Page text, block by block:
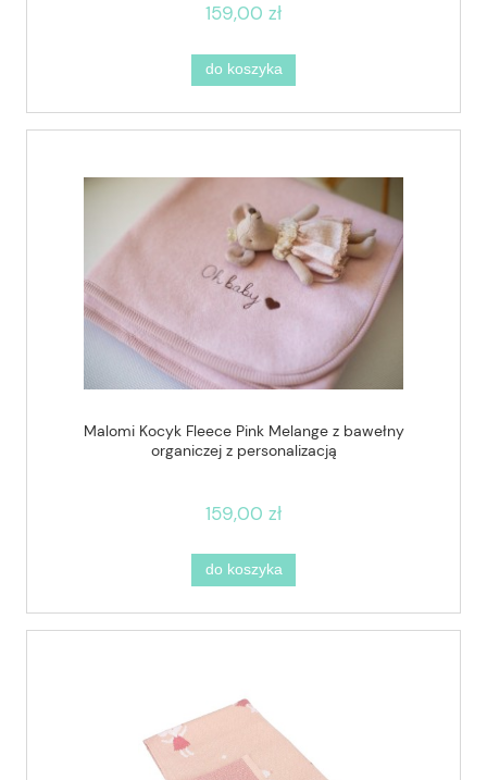
159,00 zł
do koszyka
Malomi Kocyk Fleece Pink Melange z bawełny
organiczej z personalizacją
159,00 zł
do koszyka